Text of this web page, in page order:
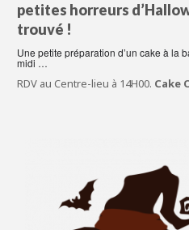
petites horreurs
trouvé !
Une petite préparation d’un cake à la
midi …
RDV au Centre-lieu à 14H00. Cake